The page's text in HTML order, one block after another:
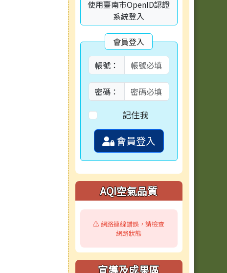
使用臺南市OpenID認證
系統登入
會員登入
帳號：
密碼：
記住我
會員登入
AQI空氣品質
⚠️ 網路連線錯誤，請檢查
網路狀態
宣導及成果區